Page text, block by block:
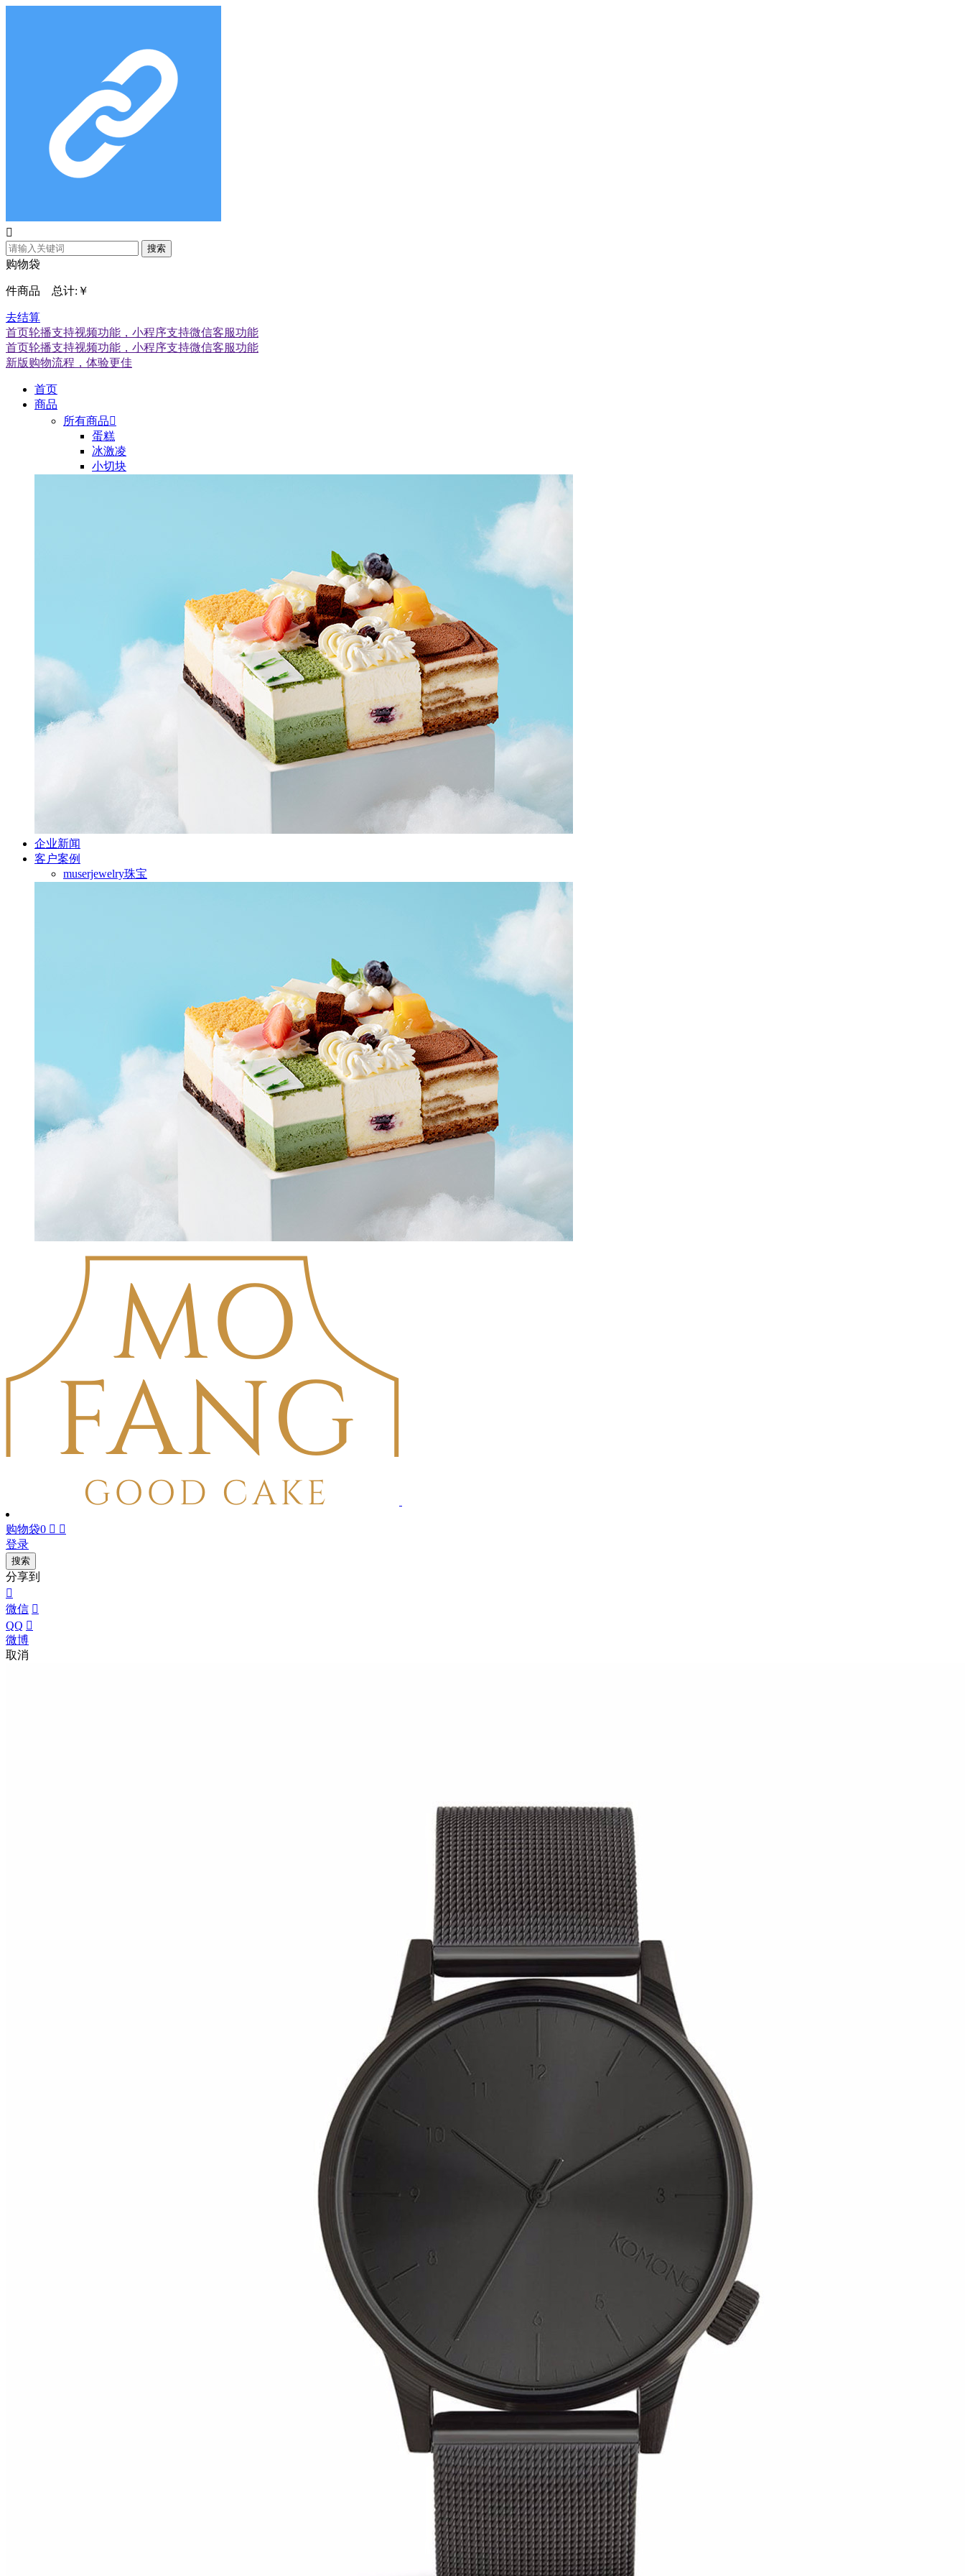

搜索
购物袋
件商品 总计: ￥
去结算
首页轮播支持视频功能，小程序支持微信客服功能
首页轮播支持视频功能，小程序支持微信客服功能
新版购物流程，体验更佳
首页
商品
所有商品
蛋糕
冰激凌
小切块
企业新闻
客户案例
muserjewelry珠宝
购物袋0  
登录
搜索
分享到

微信 
QQ 
微博
取消